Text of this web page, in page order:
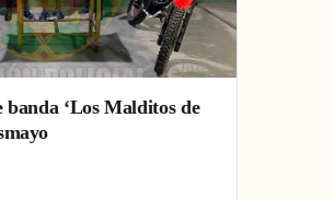
banda ‘Los Malditos de